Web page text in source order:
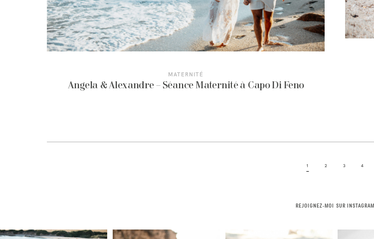
MATERNITÉ
Angela & Alexandre – Séance Maternité à Capo Di Feno
1 2 3 4
REJOIGNEZ-MOI SUR INSTAGRAM